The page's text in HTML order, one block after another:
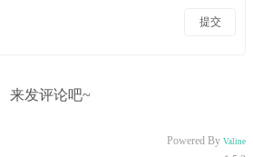
提交
来发评论吧~
Powered By Valine